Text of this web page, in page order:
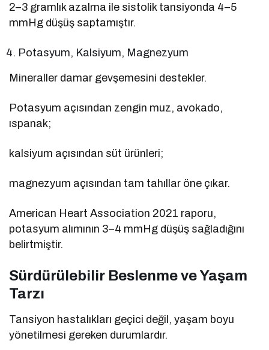
2–3 gramlık azalma ile sistolik tansiyonda 4–5
mmHg düşüş saptamıştır.
Potasyum, Kalsiyum, Magnezyum
Mineraller damar gevşemesini destekler.
Potasyum açısından zengin muz, avokado,
ıspanak;
kalsiyum açısından süt ürünleri;
magnezyum açısından tam tahıllar öne çıkar.
American Heart Association 2021 raporu,
potasyum alımının 3–4 mmHg düşüş sağladığını
belirtmiştir.
Sürdürülebilir Beslenme ve Yaşam
Tarzı
Tansiyon hastalıkları geçici değil, yaşam boyu
yönetilmesi gereken durumlardır.